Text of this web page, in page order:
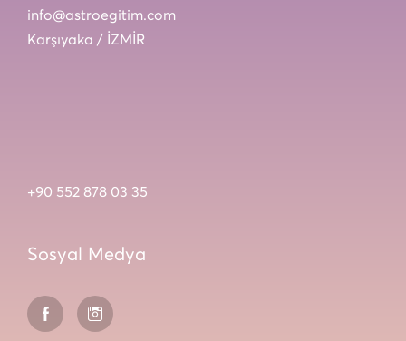
info@astroegitim.com
Karşıyaka / İZMİR
+90 552 878 03 35
Sosyal Medya